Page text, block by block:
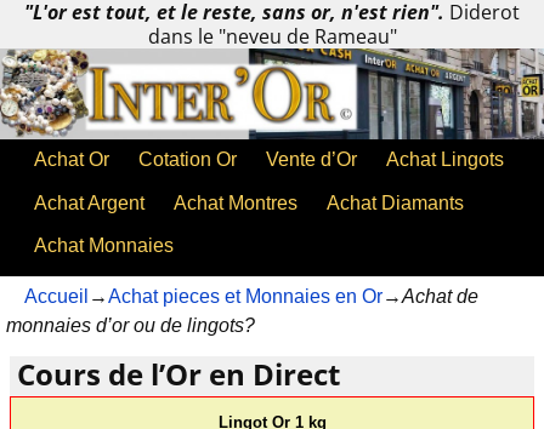
"L'or est tout, et le reste, sans or, n'est rien". Diderot
dans le "neveu de Rameau"
Achat Or Cotation Or Vente d’Or Achat Lingots
Achat Argent Achat Montres Achat Diamants
Achat Monnaies
Accueil →Achat pieces et Monnaies en Or→Achat de
monnaies d’or ou de lingots?
Cours de l’Or en Direct